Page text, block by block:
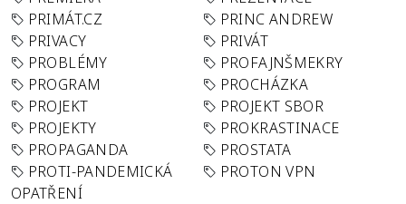
PRIMÁT.CZ
PRINC ANDREW
PRIVACY
PRIVÁT
PROBLÉMY
PROFAJNŠMEKRY
PROGRAM
PROCHÁZKA
PROJEKT
PROJEKT SBOR
PROJEKTY
PROKRASTINACE
PROPAGANDA
PROSTATA
PROTI-PANDEMICKÁ
OPATŘENÍ
PROTON VPN